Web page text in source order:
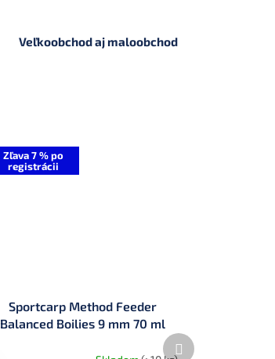
Veľkoobchod aj maloobchod
Zľava 7 % po
registrácii
Sportcarp Method Feeder
Balanced Boilies 9 mm 70 ml
Ďalší
produkt